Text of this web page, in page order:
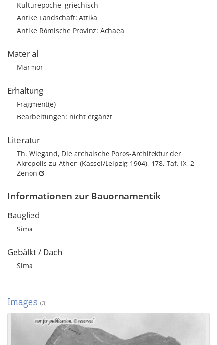
Kulturepoche: griechisch
Antike Landschaft: Attika
Antike Römische Provinz: Achaea
Material
Marmor
Erhaltung
Fragment(e)
Bearbeitungen: nicht ergänzt
Literatur
Th. Wiegand, Die archaische Poros-Architektur der
Akropolis zu Athen (Kassel/Leipzig 1904), 178, Taf. IX, 2
Zenon
Informationen zur Bauornamentik
Bauglied
Sima
Gebälkt / Dach
Sima
Images (3)